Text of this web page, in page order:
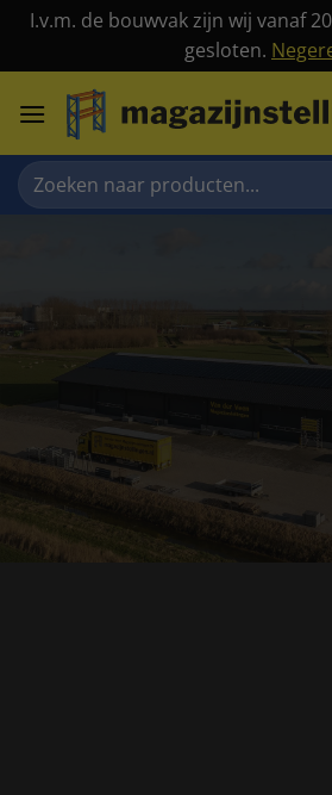
I.v.m. de bouwvak zijn wij vanaf
gesloten.
naar
Zoeken
naar: